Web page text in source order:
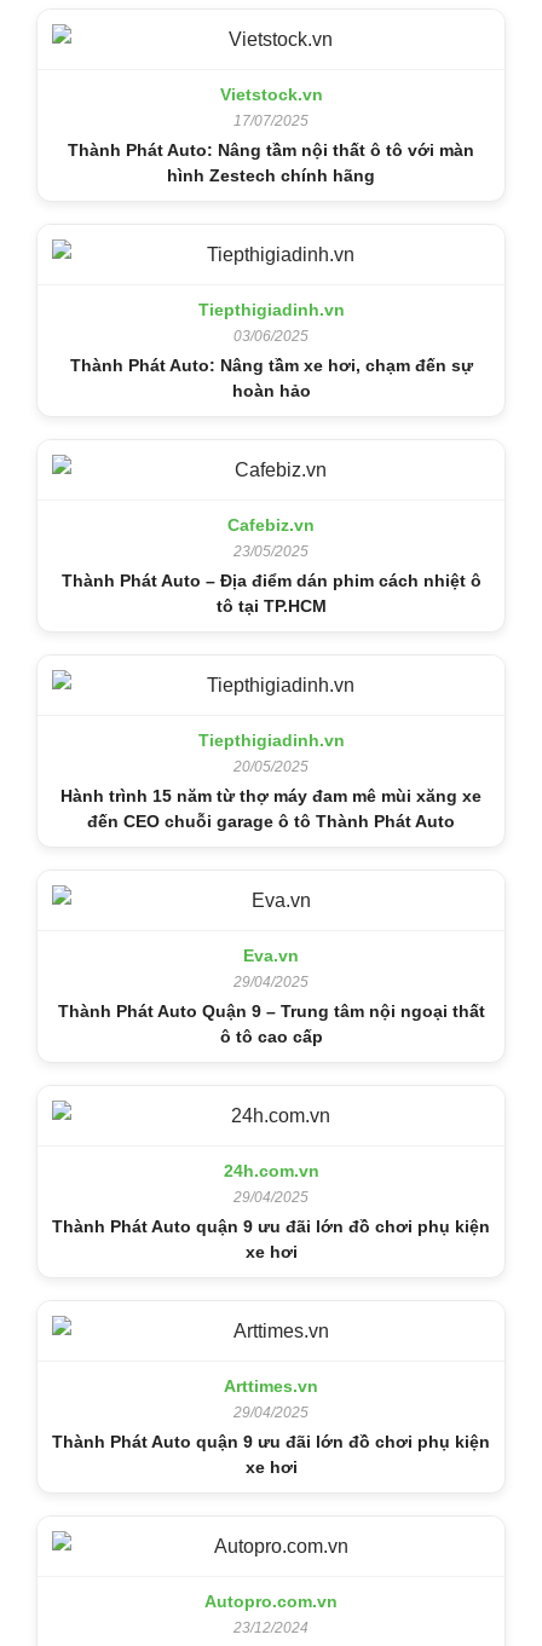
Vietstock.vn
17/07/2025
Thành Phát Auto: Nâng tầm nội thất ô tô với màn
hình Zestech chính hãng
Tiepthigiadinh.vn
03/06/2025
Thành Phát Auto: Nâng tầm xe hơi, chạm đến sự
hoàn hảo
Cafebiz.vn
23/05/2025
Thành Phát Auto – Địa điểm dán phim cách nhiệt ô
tô tại TP.HCM
Tiepthigiadinh.vn
20/05/2025
Hành trình 15 năm từ thợ máy đam mê mùi xăng xe
đến CEO chuỗi garage ô tô Thành Phát Auto
Eva.vn
29/04/2025
Thành Phát Auto Quận 9 – Trung tâm nội ngoại thất
ô tô cao cấp
24h.com.vn
29/04/2025
Thành Phát Auto quận 9 ưu đãi lớn đồ chơi phụ kiện
xe hơi
Arttimes.vn
29/04/2025
Thành Phát Auto quận 9 ưu đãi lớn đồ chơi phụ kiện
xe hơi
Autopro.com.vn
23/12/2024